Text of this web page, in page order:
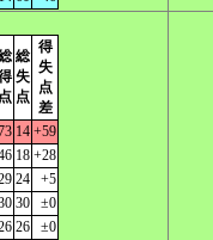
点
総
失
点
得
失
点
差
14 +59
18 +28
24
+5
30
±0
26
±0